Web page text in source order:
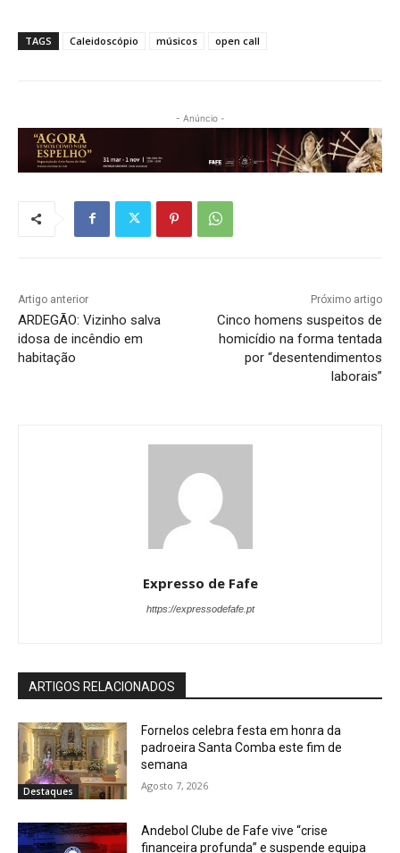
TAGS Caleidoscópio músicos open call
- Anúncio -
Artigo anterior
ARDEGÃO: Vizinho salva
idosa de incêndio em
habitação
Próximo artigo
Cinco homens suspeitos de
homicídio na forma tentada
por “desentendimentos
laborais”
Expresso de Fafe
https://expressodefafe.pt
ARTIGOS RELACIONADOS
Destaques
Fornelos celebra festa em honra da
padroeira Santa Comba este fim de
semana
Agosto 7, 2026
Andebol Clube de Fafe vive “crise
financeira profunda” e suspende equipa